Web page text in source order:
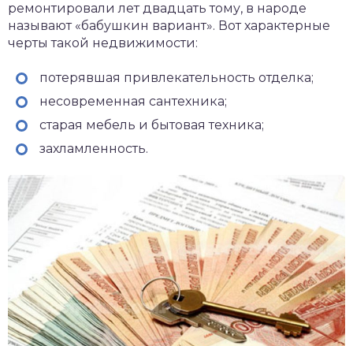
ремонтировали лет двадцать тому, в народе
называют «бабушкин вариант». Вот характерные
черты такой недвижимости:
потерявшая привлекательность отделка;
несовременная сантехника;
старая мебель и бытовая техника;
захламленность.